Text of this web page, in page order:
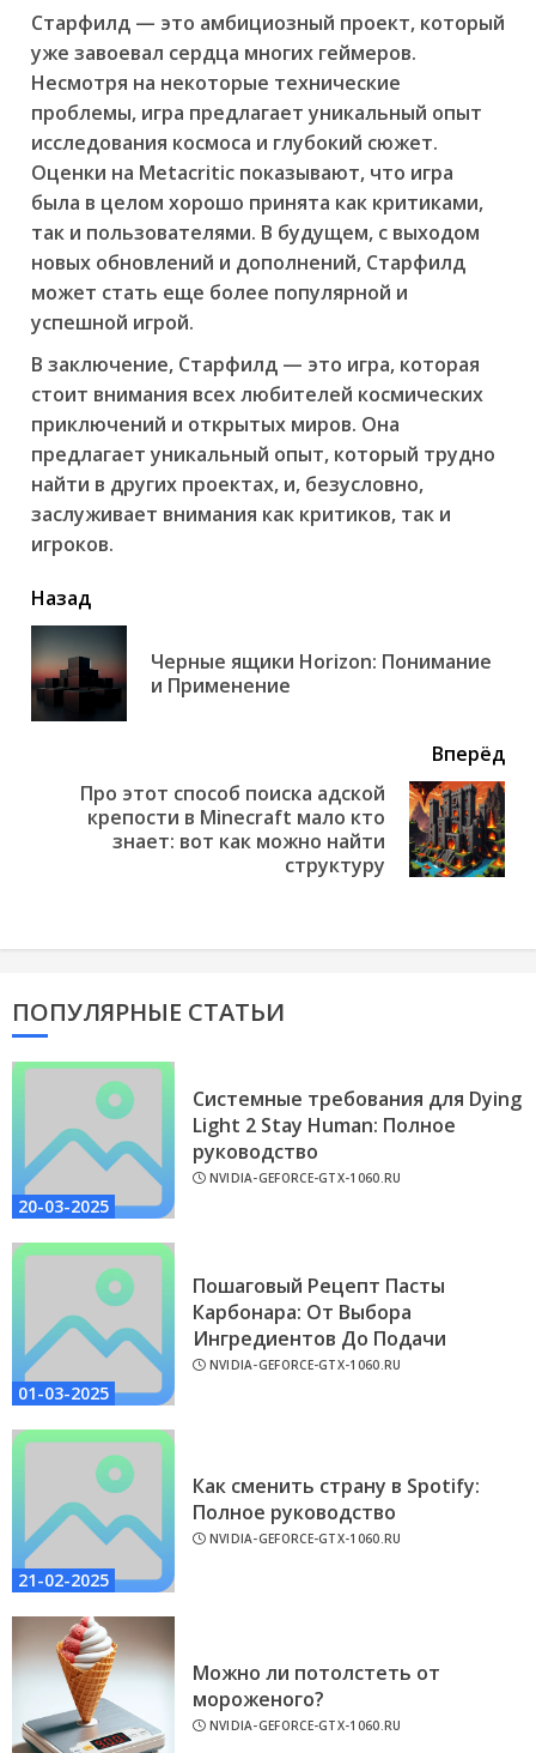
Старфилд — это амбициозный проект, который
уже завоевал сердца многих геймеров.
Несмотря на некоторые технические
проблемы, игра предлагает уникальный опыт
исследования космоса и глубокий сюжет.
Оценки на Metacritic показывают, что игра
была в целом хорошо принята как критиками,
так и пользователями. В будущем, с выходом
новых обновлений и дополнений, Старфилд
может стать еще более популярной и
успешной игрой.
В заключение, Старфилд — это игра, которая
стоит внимания всех любителей космических
приключений и открытых миров. Она
предлагает уникальный опыт, который трудно
найти в других проектах, и, безусловно,
заслуживает внимания как критиков, так и
игроков.
читать
еще
Назад
Черные ящики Horizon: Понимание
и Применение
Вперёд
Про этот способ поиска адской
крепости в Minecraft мало кто
знает: вот как можно найти
структуру
ПОПУЛЯРНЫЕ СТАТЬИ
20-03-2025
Системные требования для Dying
Light 2 Stay Human: Полное
руководство
NVIDIA-GEFORCE-GTX-1060.RU
01-03-2025
Пошаговый Рецепт Пасты
Карбонара: От Выбора
Ингредиентов До Подачи
NVIDIA-GEFORCE-GTX-1060.RU
21-02-2025
Как сменить страну в Spotify:
Полное руководство
NVIDIA-GEFORCE-GTX-1060.RU
Можно ли потолстеть от
мороженого?
NVIDIA-GEFORCE-GTX-1060.RU